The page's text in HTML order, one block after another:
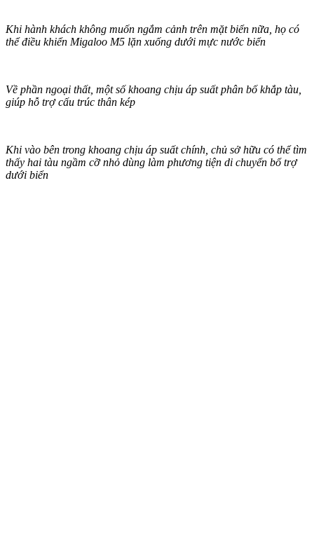
Khi hành khách không muốn ngắm cảnh trên mặt biển nữa, họ có
thể điều khiển Migaloo M5 lặn xuống dưới mực nước biển
Về phần ngoại thất, một số khoang chịu áp suất phân bố khắp tàu,
giúp hỗ trợ cấu trúc thân kép
Khi vào bên trong khoang chịu áp suất chính, chủ sở hữu có thể tìm
thấy hai tàu ngầm cỡ nhỏ dùng làm phương tiện di chuyển bổ trợ
dưới biển